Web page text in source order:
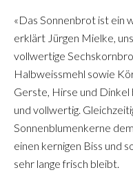
«Das Sonnenbrot ist ein
erklärt Jürgen Mielke,
vollwertige
Halbweissmehl sowie
Gerste, Hirse und
und vollwertig.
Sonnenblumenkerne
einen kernigen Biss und
sehr lange frisch bleibt.